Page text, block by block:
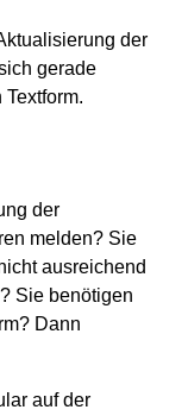
der
gerade
der
melden? Sie
ausreichend
Sie benötigen
Dann
auf der